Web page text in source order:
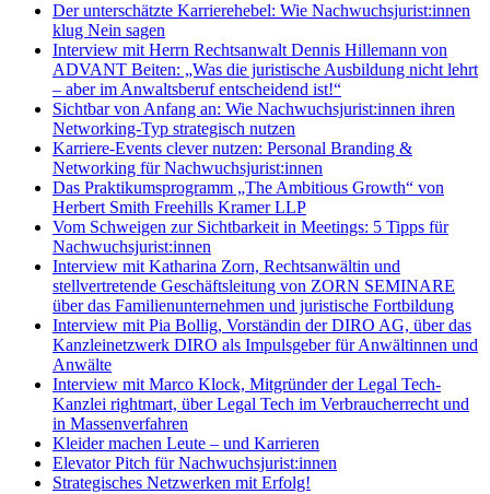
Der unterschätzte Karrierehebel: Wie Nachwuchsjurist:innen
klug Nein sagen
Interview mit Herrn Rechtsanwalt Dennis Hillemann von
ADVANT Beiten: „Was die juristische Ausbildung nicht lehrt
– aber im Anwaltsberuf entscheidend ist!“
Sichtbar von Anfang an: Wie Nachwuchsjurist:innen ihren
Networking-Typ strategisch nutzen
Karriere-Events clever nutzen: Personal Branding &
Networking für Nachwuchsjurist:innen
Das Praktikumsprogramm „The Ambitious Growth“ von
Herbert Smith Freehills Kramer LLP
Vom Schweigen zur Sichtbarkeit in Meetings: 5 Tipps für
Nachwuchsjurist:innen
Interview mit Katharina Zorn, Rechtsanwältin und
stellvertretende Geschäftsleitung von ZORN SEMINARE
über das Familienunternehmen und juristische Fortbildung
Interview mit Pia Bollig, Vorständin der DIRO AG, über das
Kanzleinetzwerk DIRO als Impulsgeber für Anwältinnen und
Anwälte
Interview mit Marco Klock, Mitgründer der Legal Tech-
Kanzlei rightmart, über Legal Tech im Verbraucherrecht und
in Massenverfahren
Kleider machen Leute – und Karrieren
Elevator Pitch für Nachwuchsjurist:innen
Strategisches Netzwerken mit Erfolg!